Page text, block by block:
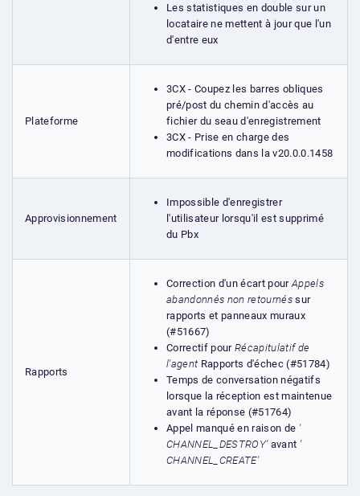
Les statistiques en double sur un
locataire ne mettent à jour que l'un
d'entre eux
Plateforme
3CX - Coupez les barres obliques
pré/post du chemin d'accès au
fichier du seau d'enregistrement
3CX - Prise en charge des
modifications dans la v20.0.0.1458
Approvisionnement
Impossible d'enregistrer
l'utilisateur lorsqu'il est supprimé
du Pbx
Rapports
Correction d'un écart pour Appels
abandonnés non retournéssur
rapports et panneaux muraux
(#51667)
Correctif pour Récapitulatif de
l'agent Rapports d'échec (#51784)
Temps de conversation négatifs
lorsque la réception est maintenue
avant la réponse (#51764)
Appel manqué en raison de '
CHANNEL_DESTROY'avant '
CHANNEL_CREATE'